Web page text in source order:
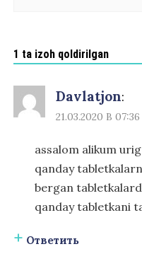
1 ta izoh qoldirilgan
Davlatjon:
21.03.2020 В 07:36
assalom alikum
qanday
bergan
qanday tabletkani
Ответить